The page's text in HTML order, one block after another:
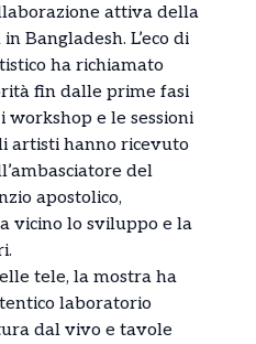
attiva della
Bangladesh. L’eco di
ha richiamato
fin dalle prime fasi
e le sessioni
artisti hanno ricevuto
del
apostolico,
vicino lo sviluppo e la
tele, la mostra ha
laboratorio
dal vivo e tavole